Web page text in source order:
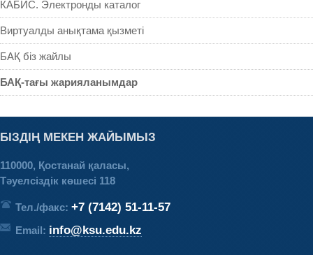
КАБИС. Электронды каталог
Виртуалды анықтама қызметі
БАҚ біз жайлы
БАҚ-тағы жарияланымдар
БІЗДІҢ МЕКЕН ЖАЙЫМЫЗ
110000, Қостанай қаласы,
Тәуелсіздік көшесі 118
Тел./факс: +7 (7142) 51-11-57
Email: info@ksu.edu.kz